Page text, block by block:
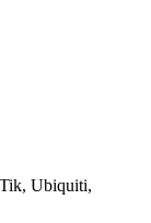
Ubiquiti,